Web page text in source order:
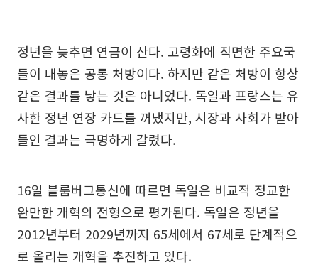
정년을 늦추면 연금이 산다. 고령화에 직면한 주요국
들이 내놓은 공통 처방이다. 하지만 같은 처방이 항상
같은 결과를 낳는 것은 아니었다. 독일과 프랑스는 유
사한 정년 연장 카드를 꺼냈지만, 시장과 사회가 받아
들인 결과는 극명하게 갈렸다.
16일 블룸버그통신에 따르면 독일은 비교적 정교한
완만한 개혁의 전형으로 평가된다. 독일은 정년을
2012년부터 2029년까지 65세에서 67세로 단계적으
로 올리는 개혁을 추진하고 있다.